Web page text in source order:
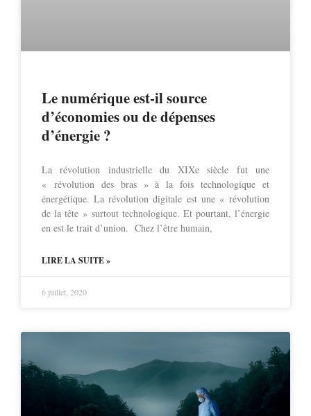
Le numérique est-il source
d’économies ou de dépenses
d’énergie ?
La révolution industrielle du XIXe siècle fut une
« révolution des bras » à la fois technologique et
énergétique. La révolution digitale est une « révolution
de la tête » surtout technologique. Et pourtant, l’énergie
en est le trait d’union. Chez l’être humain,
LIRE LA SUITE »
6 juillet, 2020